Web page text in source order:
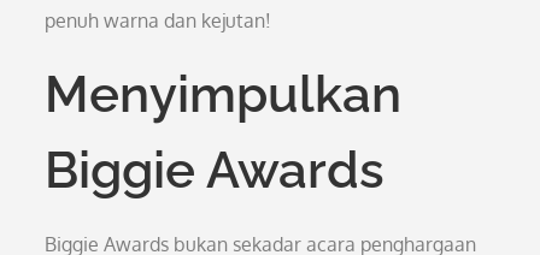
penuh warna dan kejutan!
Menyimpulkan
Biggie Awards
Biggie Awards bukan sekadar acara penghargaan